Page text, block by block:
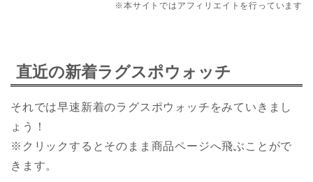
※本サイトではアフィリエイトを行っています
直近の新着ラグスポウォッチ
それでは早速新着のラグスポウォッチをみていきまし
ょう！
※クリックするとそのまま商品ページへ飛ぶことがで
きます。